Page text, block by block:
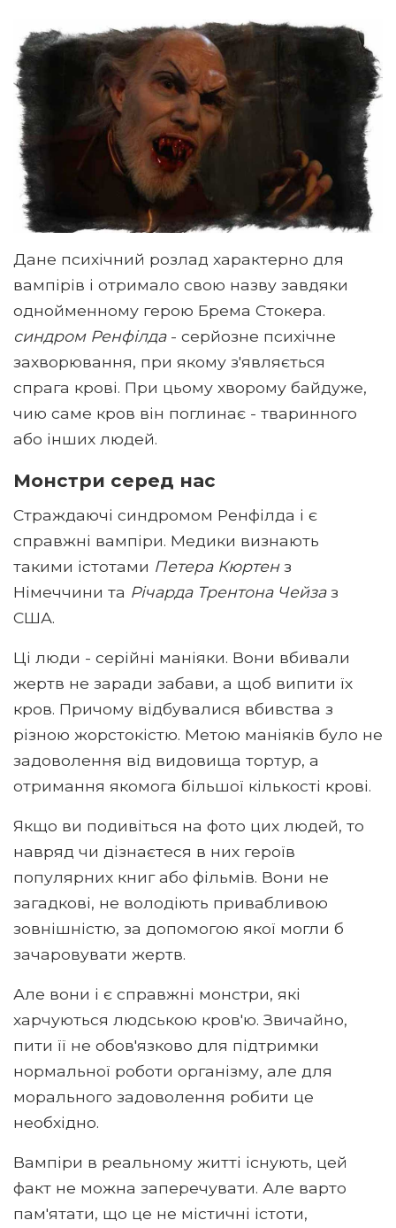
Дане психічний розлад характерно для
вампірів і отримало свою назву завдяки
однойменному герою Брема Стокера.
синдром Ренфілда- серйозне психічне
захворювання, при якому з'являється
спрага крові. При цьому хворому байдуже,
чию саме кров він поглинає - тваринного
або інших людей.
Монстри серед нас
Страждаючі синдромом Ренфілда і є
справжні вампіри. Медики визнають
такими істотами Петера Кюртенз
Німеччини та Річарда Трентона Чейзаз
США.
Ці люди - серійні маніяки. Вони вбивали
жертв не заради забави, а щоб випити їх
кров. Причому відбувалися вбивства з
різною жорстокістю. Метою маніяків було не
задоволення від видовища тортур, а
отримання якомога більшої кількості крові.
Якщо ви подивіться на фото цих людей, то
навряд чи дізнаєтеся в них героїв
популярних книг або фільмів. Вони не
загадкові, не володіють привабливою
зовнішністю, за допомогою якої могли б
зачаровувати жертв.
Але вони і є справжні монстри, які
харчуються людською кров'ю. Звичайно,
пити її не обов'язково для підтримки
нормальної роботи організму, але для
морального задоволення робити це
необхідно.
Вампіри в реальному житті існують, цей
факт не можна заперечувати. Але варто
пам'ятати, що це не містичні істоти,